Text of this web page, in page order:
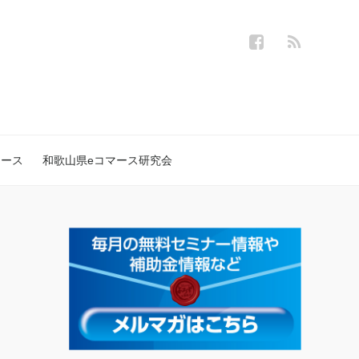
ス 和歌山県eコマース研究会